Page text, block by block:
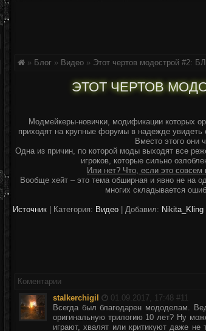
» Блог » Видео » Этот чертов модострой #2:
ЭТОТ ЧЕРТОВ
Модмейкеры-новички, модификации которых
приходят на крупные форумы в надежде
Вместо этого они
Одна из причин, по которой моды выходят все
игроков, которые сильно
Или нет? Что, если это совсем
Вообще хейт – это тема обширная и явно не на
многих складывается
Источник Категория: Видео | Добавил: Nikita_Kling
Коментарии
stalkerchigil
01.09.2017, 17:48 #11
Всегда был благодарен мододелам.
оригинальную трилогию 10 лет? Ну
играют, хвалят или критикуют даже